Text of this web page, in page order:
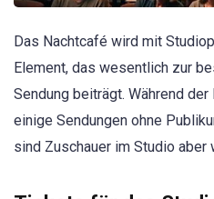
Das Nachtcafé wird mit
Element, das wesentlich zur
Sendung beiträgt. Während
einige Sendungen ohne
sind Zuschauer im Studio aber